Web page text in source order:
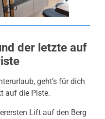
der letzte auf
geht’s für dich
auf die Piste.
Lift auf den Berg